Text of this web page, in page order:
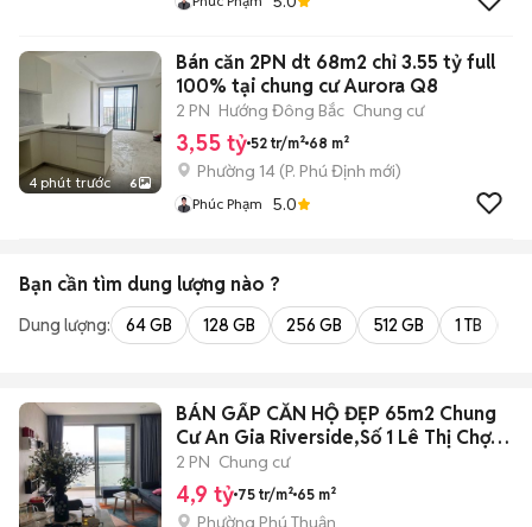
4 phút trước 6
Bán căn 2PN dt 68m2 chỉ 3.55 tỷ full
100% tại chung cư Aurora Q8
2 PN Hướng Đông Bắc Chung cư
3,55 tỷ 52 tr/m² 68 m²
Phường 14 (P. Phú Định mới)
Phúc Phạm 5.0
Bạn cần tìm dung lượng nào ?
Dung lượng: 64 GB 128 GB 256 GB 512 GB 1 TB
BÁN GẤP CĂN HỘ ĐẸP 65m2 Chung
Cư An Gia Riverside,Số 1 Lê Thị Chợ,
Q.7
2 PN Chung cư
4,9 tỷ 75 tr/m² 65 m²
Phường Phú Thuận